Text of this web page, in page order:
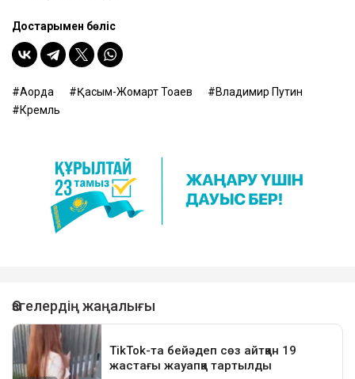
Достарыңмен бөліс
Ақорда Қасым-Жомарт Тоқаев
Владимир Путин
Кремль